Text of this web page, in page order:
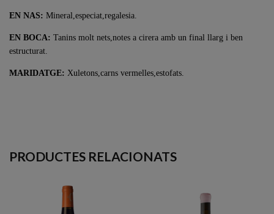
EN NAS: Mineral,especiat,regalesia.
EN BOCA: Tanins molt nets,notes a cirera amb un final llarg i ben
estructurat.
MARIDATGE: Xuletons,carns vermelles,estofats.
PRODUCTES RELACIONATS